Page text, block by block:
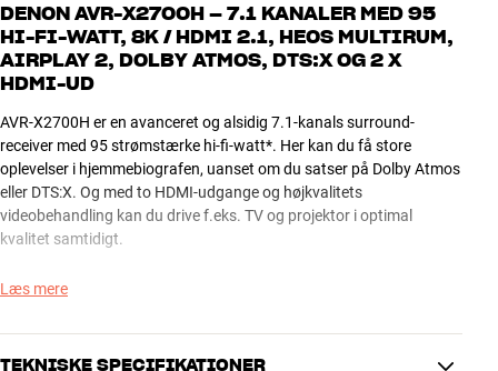
DENON AVR-X2700H – 7.1 KANALER MED 95
HI-FI-WATT, 8K / HDMI 2.1, HEOS MULTIRUM,
AIRPLAY 2, DOLBY ATMOS, DTS:X OG 2 X
HDMI-UD
AVR-X2700H er en avanceret og alsidig 7.1-kanals surround-
receiver med 95 strømstærke hi-fi-watt*. Her kan du få store
oplevelser i hjemmebiografen, uanset om du satser på Dolby Atmos
eller DTS:X. Og med to HDMI-udgange og højkvalitets
videobehandling kan du drive f.eks. TV og projektor i optimal
kvalitet samtidigt.
Din musik bliver også grundigt forkælet med indbygget HEOS
Bluetooth-funktion, så du også kan nyde dine trådløse
høretelefoner sammen med receiveren. AVR-X2700H kan kort sagt
Læs mere
TEKNISKE SPECIFIKATIONER